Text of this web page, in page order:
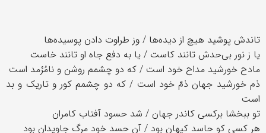
تاندش پوشید هیچ از دیده‌ها / وز طراوت دادن پوسیده‌ها
یا ز نور بی‌حدش تانند کاست / یا به دفع جاه او تانند خاست
مادح خورشید مداح خود است / که دو چشمم روشن و نامُرْمد است
ذم خورشید جهان ذمّ خود است / که دو چشمم کور و تاریک و بد
است
تو ببخشا برکسی کاندر جهان / شد حسود آفتاب کامران
هر کسی کو حاسد کیهان بود / آن حسد خود مرگ جاویدان بود